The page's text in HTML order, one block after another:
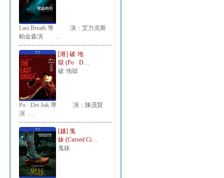
Last Breath 導 演：艾力克斯
帕金森演 …
[港] 破·地
獄 (Po · D…
破·地獄
Po · Dei Juk 導 演：陳茂賢
演 …
[越] 鬼
妹 (Cursed Ci…
鬼妹